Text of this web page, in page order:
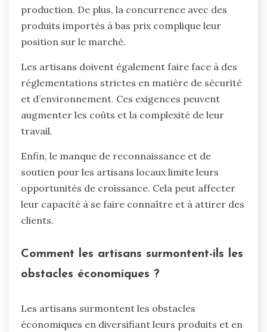
production. De plus, la concurrence avec des
produits importés à bas prix complique leur
position sur le marché.
Les artisans doivent également faire face à des
réglementations strictes en matière de sécurité
et d’environnement. Ces exigences peuvent
augmenter les coûts et la complexité de leur
travail.
Enfin, le manque de reconnaissance et de
soutien pour les artisans locaux limite leurs
opportunités de croissance. Cela peut affecter
leur capacité à se faire connaître et à attirer des
clients.
Comment les artisans surmontent-ils les
obstacles économiques ?
Les artisans surmontent les obstacles
économiques en diversifiant leurs produits et en